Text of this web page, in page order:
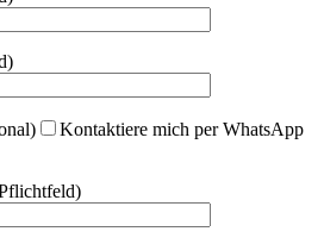
Kontaktiere mich per WhatsApp